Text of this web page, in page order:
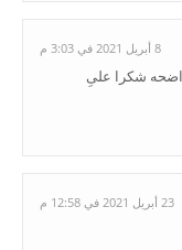
8 أبريل 2021 في 3:03 م
شكرا علىِ
23 أبريل 2021 في 12:58 م